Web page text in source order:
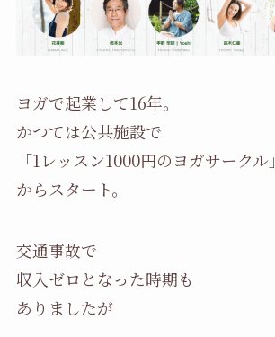
ヨガで起業して16年。
かつては公共施設で
「1レッスン1000円のヨガサークル」
からスタート。
交通事故で
収入ゼロとなった時期も
ありましたが